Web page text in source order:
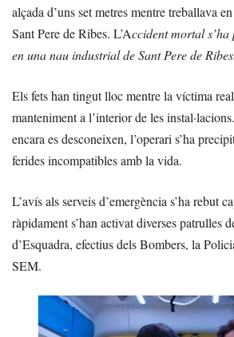
alçada d’uns set metres mentre treballava
Sant Pere de Ribes. L’Accident mortal
en una nau industrial de Sant Pere de Ribes.
Els fets han tingut lloc mentre la víctima
manteniment a l’interior de les
encara es desconeixen, l’operari s’ha
ferides incompatibles amb la vida.
L’avís als serveis d’emergència s’ha rebut
ràpidament s’han activat diverses patrulles
d’Esquadra, efectius dels Bombers, la
SEM.